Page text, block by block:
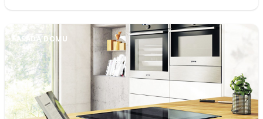
FASÁDA DOMU